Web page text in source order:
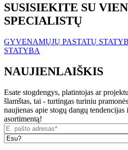
SUSISIEKITE SU
SPECIALISTŲ
GYVENAMŲJŲ PASTATŲ
STATYBA
NAUJIENLAIŠKIS
Esate stogdengys, platintojas ar
šlamštas, tai - turtingas turiniu
naujienas apie stogų dangų
asortimentą!